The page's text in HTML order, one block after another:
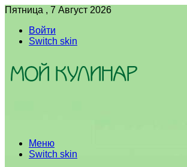
Пятница , 7 Август 2026
Войти
Switch skin
Меню
Switch skin